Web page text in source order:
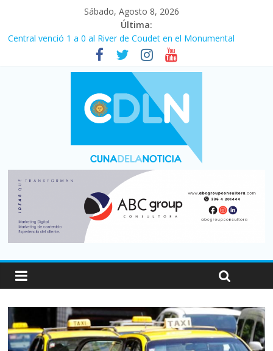
Sábado, Agosto 8, 2026
Última:
Fuerte caída de la venta de autos usados en julio: bajó un 12,6%
Central venció 1 a 0 al River de Coudet en el Monumental
La morosidad alcanzó su nivel más alto en dos décadas y ya
afecta a 400 mil deudores en Santa Fe
Desde que asumió Milei cerraron 41.000 kioscos: el sector
denuncia crisis como en 2001
Vacaciones de invierno con más movimiento y consumo
turístico: 4,6 millones de personas viajaron por el país, un 5,9%